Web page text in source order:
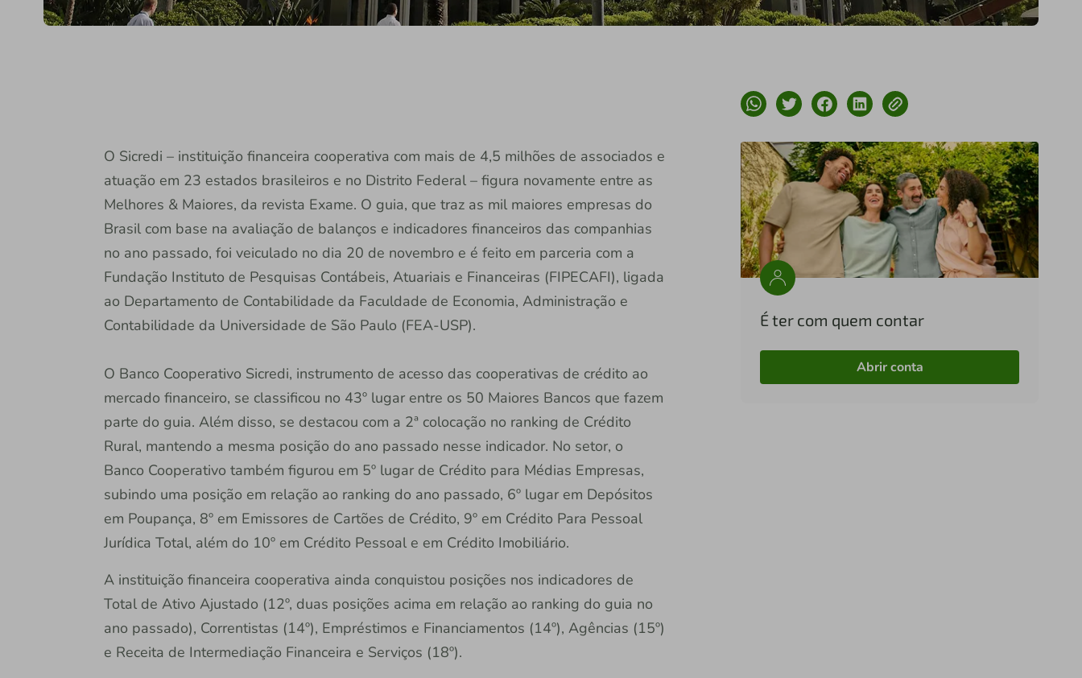
O Sicredi – instituição financeira cooperativa com mais de 4,5 milhões de associados e
atuação em 23 estados brasileiros e no Distrito Federal – figura novamente entre as
Melhores & Maiores, da revista Exame. O guia, que traz as mil maiores empresas do
Brasil com base na avaliação de balanços e indicadores financeiros das companhias
no ano passado, foi veiculado no dia 20 de novembro e é feito em parceria com a
Fundação Instituto de Pesquisas Contábeis, Atuariais e Financeiras (FIPECAFI), ligada
ao Departamento de Contabilidade da Faculdade de Economia, Administração e
Contabilidade da Universidade de São Paulo (FEA-USP).
O Banco Cooperativo Sicredi, instrumento de acesso das cooperativas de crédito ao
mercado financeiro, se classificou no 43º lugar entre os 50 Maiores Bancos que fazem
parte do guia. Além disso, se destacou com a 2ª colocação no ranking de Crédito
Rural, mantendo a mesma posição do ano passado nesse indicador. No setor, o
Banco Cooperativo também figurou em 5º lugar de Crédito para Médias Empresas,
subindo uma posição em relação ao ranking do ano passado, 6º lugar em Depósitos
em Poupança, 8º em Emissores de Cartões de Crédito, 9º em Crédito Para Pessoal
Jurídica Total, além do 10º em Crédito Pessoal e em Crédito Imobiliário.
A instituição financeira cooperativa ainda conquistou posições nos indicadores de
Total de Ativo Ajustado (12º, duas posições acima em relação ao ranking do guia no
ano passado), Correntistas (14º), Empréstimos e Financiamentos (14º), Agências (15º)
e Receita de Intermediação Financeira e Serviços (18º).
É ter com quem contar
Abrir conta